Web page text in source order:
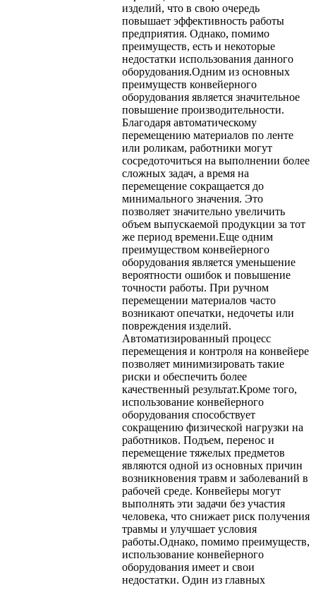
изделий, что в свою очередь
повышает эффективность работы
предприятия. Однако, помимо
преимуществ, есть и некоторые
недостатки использования данного
оборудования.Одним из основных
преимуществ конвейерного
оборудования является значительное
повышение производительности.
Благодаря автоматическому
перемещению материалов по ленте
или роликам, работники могут
сосредоточиться на выполнении более
сложных задач, а время на
перемещение сокращается до
минимального значения. Это
позволяет значительно увеличить
объем выпускаемой продукции за тот
же период времени.Еще одним
преимуществом конвейерного
оборудования является уменьшение
вероятности ошибок и повышение
точности работы. При ручном
перемещении материалов часто
возникают опечатки, недочеты или
повреждения изделий.
Автоматизированный процесс
перемещения и контроля на конвейере
позволяет минимизировать такие
риски и обеспечить более
качественный результат.Кроме того,
использование конвейерного
оборудования способствует
сокращению физической нагрузки на
работников. Подъем, перенос и
перемещение тяжелых предметов
являются одной из основных причин
возникновения травм и заболеваний в
рабочей среде. Конвейеры могут
выполнять эти задачи без участия
человека, что снижает риск получения
травмы и улучшает условия
работы.Однако, помимо преимуществ,
использование конвейерного
оборудования имеет и свои
недостатки. Один из главных